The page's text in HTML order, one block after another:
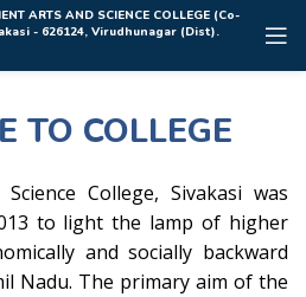
ARTS AND SCIENCE COLLEGE (Co-
- 626124, Virudhunagar (Dist).
TO COLLEGE
College, Sivakasi was
to light the lamp of higher
and socially backward
Nadu. The primary aim of the